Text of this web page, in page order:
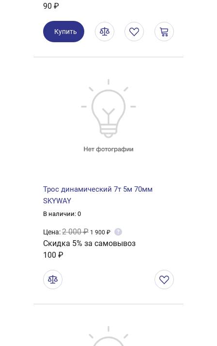
90 ₽
Купить
Трос динамический 7т 5м 70мм
SKYWAY
В наличии: 0
Цена:2 000 ₽ 1 900 ₽ ?
Скидка 5% за самовывоз
100 ₽